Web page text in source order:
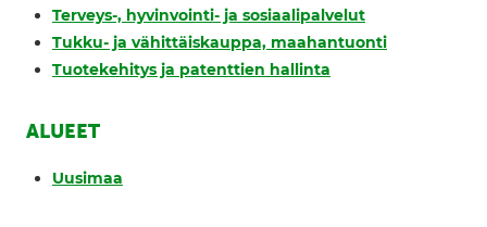
Terveys-, hyvinvointi- ja sosiaalipalvelut
Tukku- ja vähittäiskauppa, maahantuonti
Tuotekehitys ja patenttien hallinta
ALUEET
Uusimaa